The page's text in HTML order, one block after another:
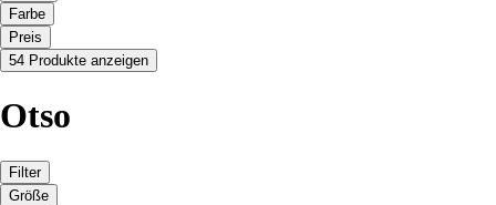
Farbe
Preis
54 Produkte anzeigen
Otso
Filter
Größe